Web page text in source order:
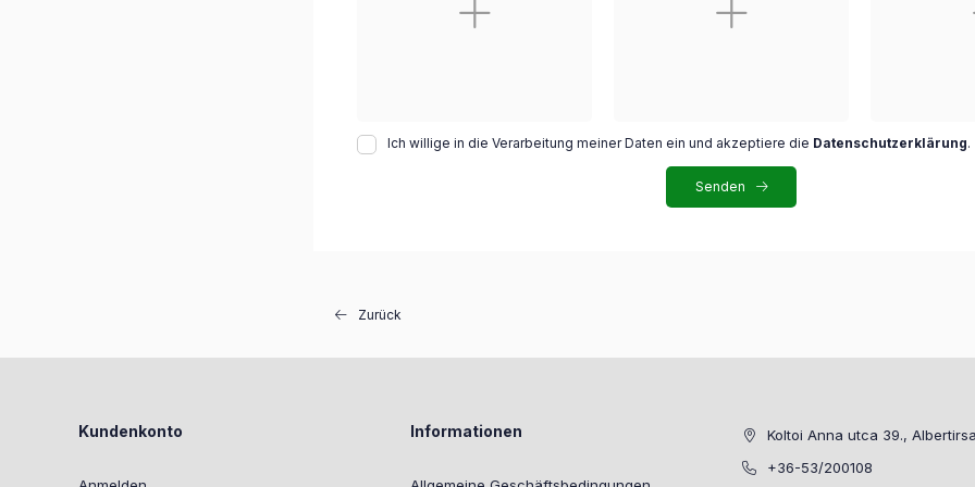
Ich willige in die Verarbeitung meiner Daten ein und akzeptiere die Datenschutzerklärung.
Senden
Zurück
Kundenkonto Informationen
Koltoi Anna utca 39.,
+36-53/200108